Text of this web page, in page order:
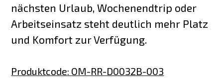
nächsten Urlaub, Wochenendtrip oder
Arbeitseinsatz steht deutlich mehr Platz
und Komfort zur Verfügung.
Produktcode: OM-RR-D0032B-003